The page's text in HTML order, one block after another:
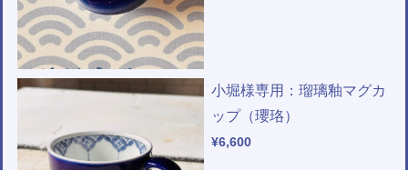
小堀様専用：瑠璃釉マグカ
ップ（瓔珞）
¥6,600